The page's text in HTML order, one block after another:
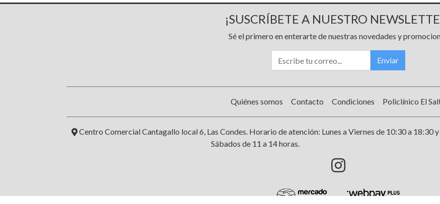
¡SUSCRÍBETE A NUESTRO
Sé el primero en enterarte de nuestras novedades y
Enviar
Quiénes somos Contacto Condiciones Policlínico El
Centro Comercial Cantagallo local 6, Las Condes. Horario de atención: Lunes a Viernes de 10:30 a 18:30 y
Sábados de 11 a 14 horas.